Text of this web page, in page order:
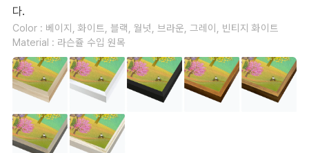
다.
Color : 베이지, 화이트, 블랙, 월넛, 브라운, 그레이, 빈티지 화이트
Material : 라슨쥴 수입 원목